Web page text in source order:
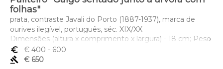
folhas"
prata, contraste Javali do Porto (1887-1937), marca de
ourives ilegível, português, séc. XIX/XX
Dimensões (altura x comprimento x largura) - 18 cm; Peso
- 150 grs.
euro_symbol € 400 - 600
gavel
€ 650